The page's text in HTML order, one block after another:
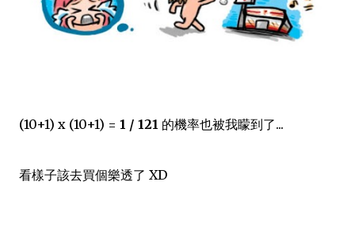
(10+1) x (10+1) = 1 / 121 的機率也被我矇到了...
看樣子該去買個樂透了 XD